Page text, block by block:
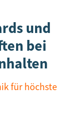
und
bei
für höchste